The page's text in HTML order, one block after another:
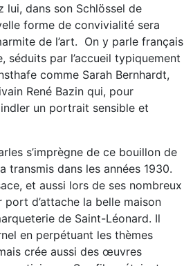
lui, dans son Schlössel de
forme de convivialité sera
de l’art. On y parle français
séduits par l’accueil typiquement
comme Sarah Bernhardt,
René Bazin qui, pour
un portrait sensible et
s’imprègne de ce bouillon de
transmis dans les années 1930.
et aussi lors de ses nombreux
d’attache la belle maison
de Saint-Léonard. Il
en perpétuant les thèmes
crée aussi des œuvres